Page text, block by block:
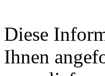
Diese
Ihnen